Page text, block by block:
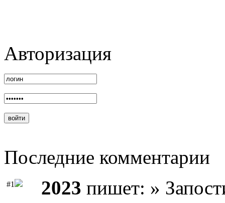
Авторизация
Последние комментарии
#1 2023 пишет: »